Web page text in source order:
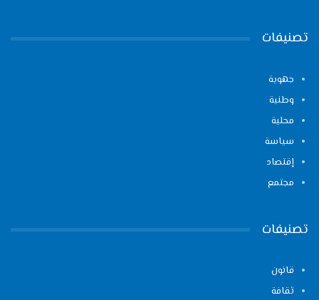
تصنيفات
جهوية
وطنية
محلية
سياسة
إقتصاد
مجتمع
تصنيفات
قانون
ثقافة